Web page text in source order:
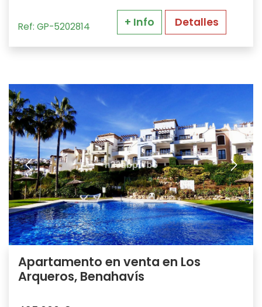
Ref: GP-5202814 + Info Detalles
Apartamento en venta en Los
Arqueros, Benahavís